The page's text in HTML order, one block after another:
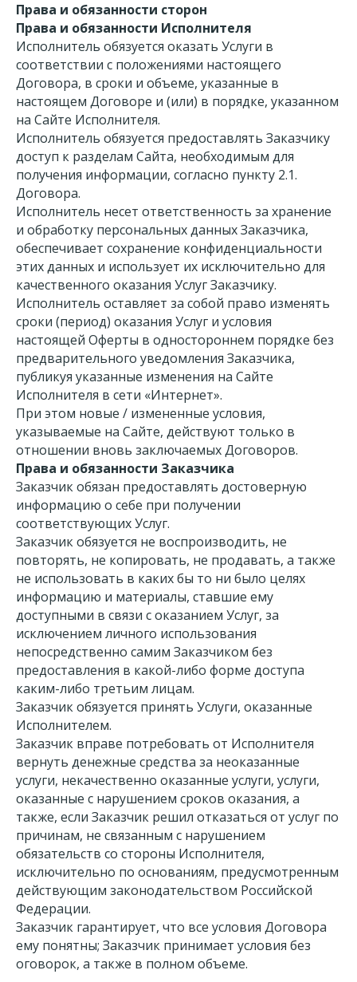
Права и обязанности сторон
Права и обязанности Исполнителя
Исполнитель обязуется оказать Услуги в
соответствии с положениями настоящего
Договора, в сроки и объеме, указанные в
настоящем Договоре и (или) в порядке, указанном
на Сайте Исполнителя.
Исполнитель обязуется предоставлять Заказчику
доступ к разделам Сайта, необходимым для
получения информации, согласно пункту 2.1.
Договора.
Исполнитель несет ответственность за хранение
и обработку персональных данных Заказчика,
обеспечивает сохранение конфиденциальности
этих данных и использует их исключительно для
качественного оказания Услуг Заказчику.
Исполнитель оставляет за собой право изменять
сроки (период) оказания Услуг и условия
настоящей Оферты в одностороннем порядке без
предварительного уведомления Заказчика,
публикуя указанные изменения на Сайте
Исполнителя в сети «Интернет».
При этом новые / измененные условия,
указываемые на Сайте, действуют только в
отношении вновь заключаемых Договоров.
Права и обязанности Заказчика
Заказчик обязан предоставлять достоверную
информацию о себе при получении
соответствующих Услуг.
Заказчик обязуется не воспроизводить, не
повторять, не копировать, не продавать, а также
не использовать в каких бы то ни было целях
информацию и материалы, ставшие ему
доступными в связи с оказанием Услуг, за
исключением личного использования
непосредственно самим Заказчиком без
предоставления в какой-либо форме доступа
каким-либо третьим лицам.
Заказчик обязуется принять Услуги, оказанные
Исполнителем.
Заказчик вправе потребовать от Исполнителя
вернуть денежные средства за неоказанные
услуги, некачественно оказанные услуги, услуги,
оказанные с нарушением сроков оказания, а
также, если Заказчик решил отказаться от услуг по
причинам, не связанным с нарушением
обязательств со стороны Исполнителя,
исключительно по основаниям, предусмотренным
действующим законодательством Российской
Федерации.
Заказчик гарантирует, что все условия Договора
ему понятны; Заказчик принимает условия без
оговорок, а также в полном объеме.